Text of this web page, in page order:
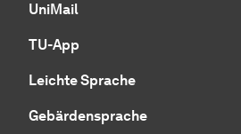
UniMail
TU-App
Leichte Sprache
Gebärdensprache